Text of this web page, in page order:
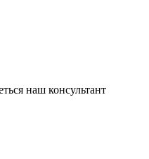
наш консультант